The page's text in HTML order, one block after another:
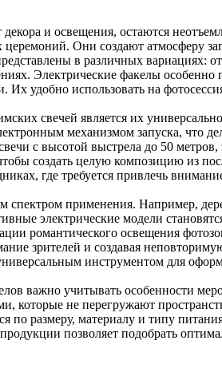
и освещения, остаются
церемоний. Они создают атмосферу
в различных вариациях:
Электрические факелы
Их удобно использовать на
свечей является их
механизмом запуска, что
с высотой выстрела до 50
создать целую композицию из
где требуется привлечь
применения. Например,
электрические модели
романтического освещения
зрителей и создавая
инструментом для
важно учитывать особенности
которые не перегружают
по размеру, материалу и типу
позволяет подобрать